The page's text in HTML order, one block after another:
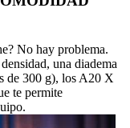
No hay problema.
una diadema
de 300 g), los A20 X
te permite